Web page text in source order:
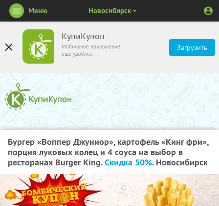
КупиКупон
Мобильное приложение
ещё удобнее
Загрузить
Меню Новосибирск
Бургер «Воппер Джуниор», картофель «Кинг фри»,
порция луковых колец и 4 соуса на выбор в
ресторанах Burger King.Скидка 50%. Новосибирск